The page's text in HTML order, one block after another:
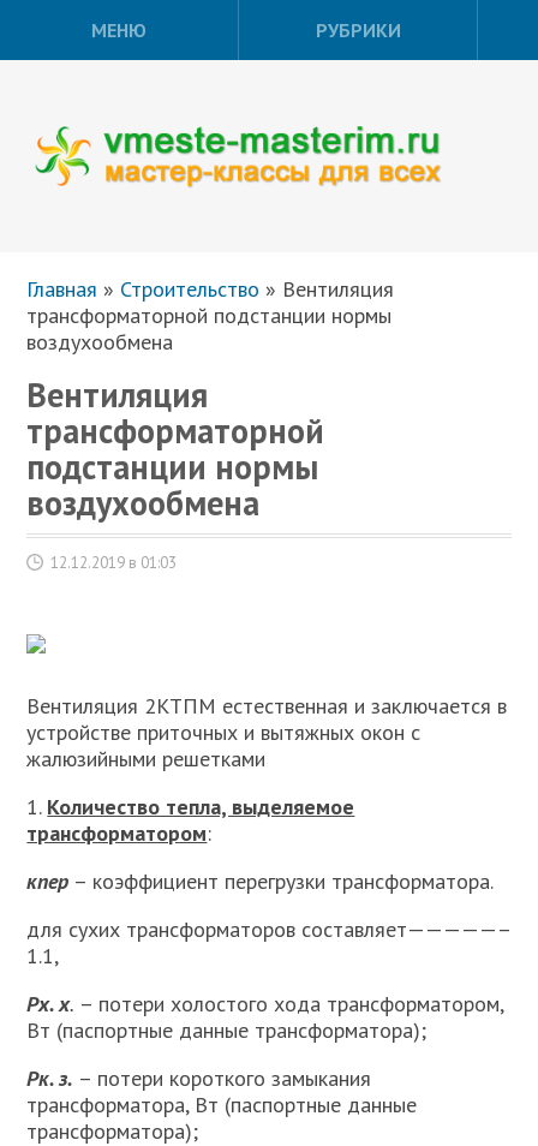
МЕНЮ РУБРИКИ
Главная » Строительство » Вентиляция
трансформаторной подстанции нормы
воздухообмена
Вентиляция
трансформаторной
подстанции нормы
воздухообмена
12.12.2019 в 01:03
Вентиляция 2КТПМ естественная и заключается в
устройстве приточных и вытяжных окон с
жалюзийными решетками
1. Количество тепла, выделяемое
трансформатором:
кпер – коэффициент перегрузки трансформатора.
для сухих трансформаторов составляет—————–
1.1,
Рх. х. – потери холостого хода трансформатором,
Вт (паспортные данные трансформатора);
Рк. з. – потери короткого замыкания
трансформатора, Вт (паспортные данные
трансформатора);